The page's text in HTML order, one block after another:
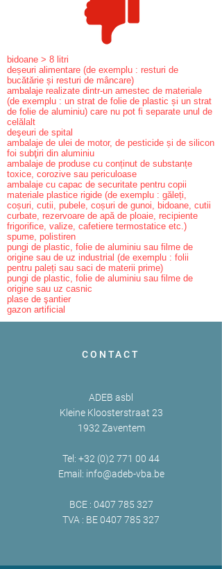
bidoane > 8 litri
deșeuri alimentare (de exemplu : resturi de
bucătărie și resturi de mâncare)
ambalaje realizate dintr-un amestec de materiale
(de exemplu : un strat de folie de plastic și un strat
de folie de aluminiu) care nu pot fi separate unul de
celălalt
deşeuri de spital
ambalaje de ulei de motor, de pesticide și de silicon
foi subţiri din aluminiu
ambalaje de produse cu conținut de substanțe
toxice, corozive sau periculoase
ambalaje cu capac de securitate pentru copii
materiale plastice rigide (de exemplu : găleți,
coșuri, cutii, pubele, coșuri de gunoi, bidoane, cutii
curbate, rezervoare de apă de ploaie, recipiente
frigorifice, valize, cafetiere termostatice etc.)
spume, polistiren
pungi de plastic, folie de aluminiu sau filme de
origine sau de uz industrial (de exemplu : folii
pentru paleți sau saci de materii prime)
pungi de plastic, folie de aluminiu sau filme de
origine sau uz casnic
plase de şantier
gazon artificial
CONTACT
ADEB asbl
Kleine Kloosterstraat 23
1932 Zaventem
Tel: +32 (0)2 771 00 44
Email: info@adeb-vba.be
BCE : 0407 785 327
TVA : BE0407 785 327